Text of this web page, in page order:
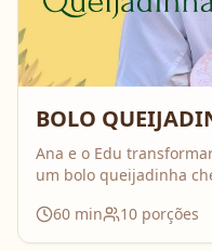
BOLO
Ana e o Edu
um bolo queijadinha
que surpreende no
enquanto assa. Aperte o play, acompanhe o passo a
60 min 10 porções